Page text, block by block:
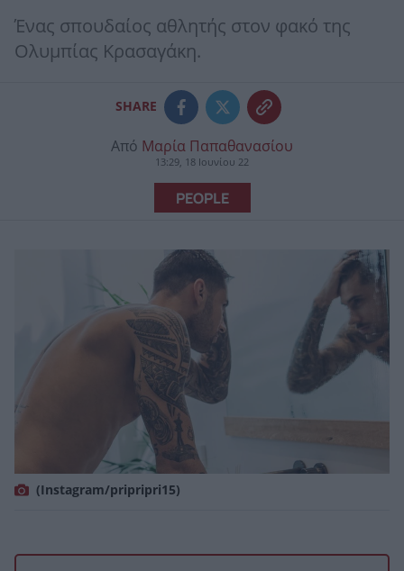
Ένας σπουδαίος αθλητής στον φακό της
Ολυμπίας Κρασαγάκη.
SHARE
Από Μαρία Παπαθανασίου
13:29, 18 Ιουνίου 22
PEOPLE
(Instagram/pripripri15)